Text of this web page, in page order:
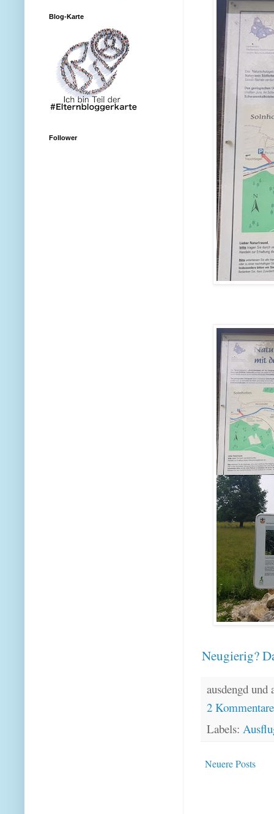
Neugierig?
ausdengd
2
Labels:
Neuere Posts
Blog-Karte
Follower